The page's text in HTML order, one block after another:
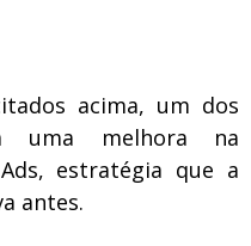
acima, um dos
uma melhora na
estratégia que a
antes.